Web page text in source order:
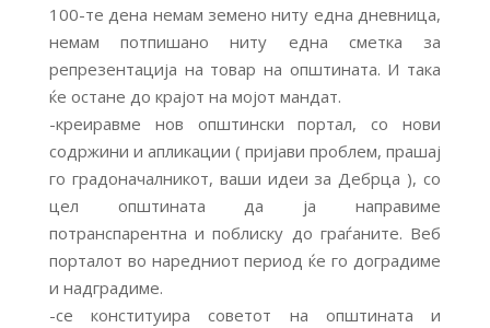
100-те дена немам земено ниту една дневница,
немам потпишано ниту една сметка за
репрезентација на товар на општината. И така
ќе остане до крајот на мојот мандат.
-креиравме нов општински портал, со нови
содржини и апликации ( пријави проблем, прашај
го градоначалникот, ваши идеи за Дебрца ), со
цел општината да ја направиме
потранспарентна и поблиску до граѓаните. Веб
порталот во наредниот период ќе го доградиме
и надградиме.
-се конституира советот на општината и